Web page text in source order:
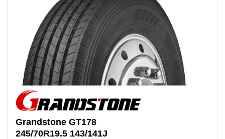
Grandstone GT178
245/70R19.5 143/141J